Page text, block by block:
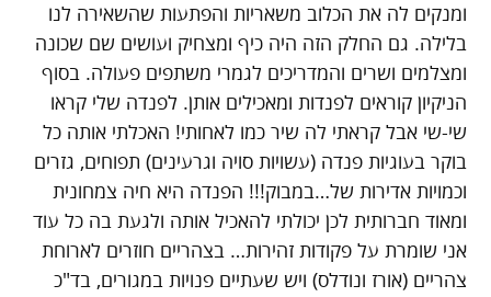
ומנקים לה את הכלוב משאריות והפתעות שהשאירה לנו
בלילה. גם החלק הזה היה כיף ומצחיק ועושים שם שכונה
ומצלמים ושרים והמדריכים לגמרי משתפים פעולה. בסוף
הניקיון קוראים לפנדות ומאכילים אותן. לפנדה שלי קראו
שי-שי אבל קראתי לה שיר כמו לאחותי! האכלתי אותה כל
בוקר בעוגיות פנדה (עשויות סויה וגרעינים) תפוחים, גזרים
וכמויות אדירות של…במבוק!!! הפנדה היא חיה צמחונית
ומאוד חברותית לכן יכולתי להאכיל אותה ולגעת בה כל עוד
אני שומרת על פקודות זהירות… בצהריים חוזרים לארוחת
צהריים (אורז ונודלס) ויש שעתיים פנויות במגורים, בד"כ